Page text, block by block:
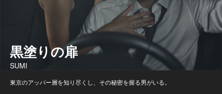
黒塗りの扉
SUMI
東京のアッパー層を知り尽くし、その秘密を握る男がいる。